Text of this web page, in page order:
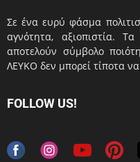
Σε ένα ευρύ φάσμα
αγνότητα, αξιοπιστία.
αποτελούν σύμβολο
ΛΕΥΚΟ δεν μπορεί τίποτα
FOLLOW US!